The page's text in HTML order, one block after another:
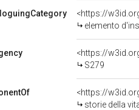
<https://
elemento
<https://
S279
<https://
storie della vita